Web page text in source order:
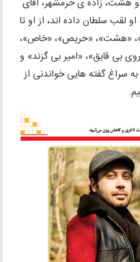
هشت، زاده ی خرمشهر، آقای
لقب سلطان داده اند، از او تا
«هشت»، «حریص»، «خاص»،
بی قایق»، «امیر بی گزند» و
سراغ گفته هایی خواندنی از